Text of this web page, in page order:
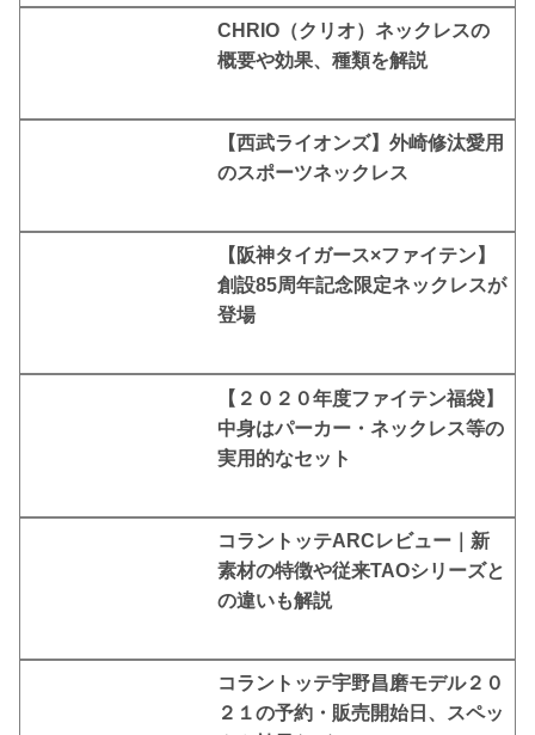
CHRIO（クリオ）ネックレスの
概要や効果、種類を解説
【西武ライオンズ】外崎修汰愛用
のスポーツネックレス
【阪神タイガース×ファイテン】
創設85周年記念限定ネックレスが
登場
【２０２０年度ファイテン福袋】
中身はパーカー・ネックレス等の
実用的なセット
コラントッテARCレビュー｜新
素材の特徴や従来TAOシリーズと
の違いも解説
コラントッテ宇野昌磨モデル２０
２１の予約・販売開始日、スペッ